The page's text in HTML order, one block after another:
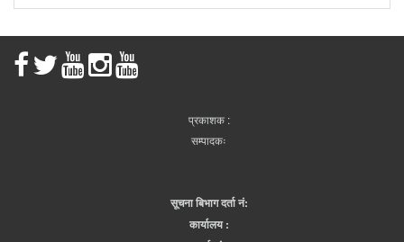
प्रकाशक :
सम्पादकः
सूचना बिभाग दर्ता नं:
कार्यालय :